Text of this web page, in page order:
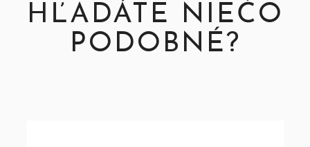
HĽADÁTE NIEČO
PODOBNÉ?